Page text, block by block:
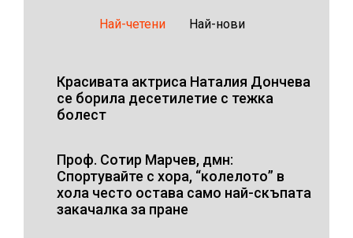
Най-четени Най-нови
Красивата актриса Наталия Дончева
се борила десетилетие с тежка
болест
Проф. Сотир Марчев, дмн:
Спортувайте с хора, “колелото” в
хола често остава само най-скъпата
закачалка за пране